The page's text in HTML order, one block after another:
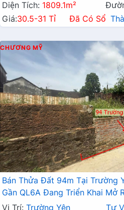
Diện Tích: 1809.1m²
Giá:30.5-31 Tỉ Đã Có Sổ
CHƯƠNG MỸ
Bán Thửa Đất 94m Tại Trường
Gần QL6A Đang Triển Khai Mở
Vị Trí: Trường Yên Tư